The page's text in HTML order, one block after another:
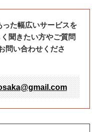
た幅広いサービスを
聞きたい方やご質問
問い合わせくださ